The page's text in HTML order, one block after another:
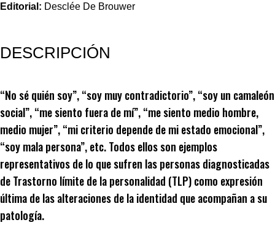
Editorial: Desclée De Brouwer
DESCRIPCIÓN
“No sé quién soy”, “soy muy contradictorio”, “soy un camaleón
social”, “me siento fuera de mí”, “me siento medio hombre,
medio mujer”, “mi criterio depende de mi estado emocional”,
“soy mala persona”, etc. Todos ellos son ejemplos
representativos de lo que sufren las personas diagnosticadas
de Trastorno límite de la personalidad (TLP) como expresión
última de las alteraciones de la identidad que acompañan a su
patología.